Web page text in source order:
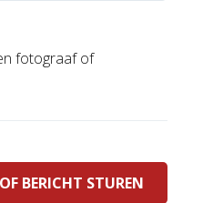
fotograaf of
BERICHT STUREN